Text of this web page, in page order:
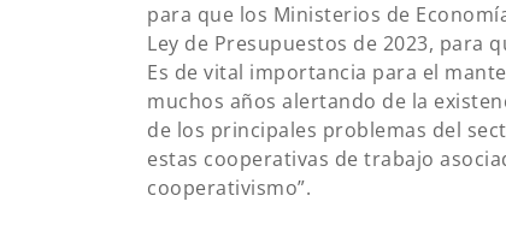
para que los Ministerios de
Ley de Presupuestos de 2023, para
Es de vital importancia para el
muchos años alertando de la
de los principales problemas del
estas cooperativas de trabajo
cooperativismo”.